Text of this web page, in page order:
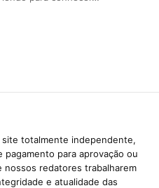
site totalmente independente,
para aprovação ou
nossos redatores trabalharem
e atualidade das